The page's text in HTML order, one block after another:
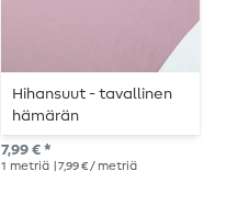
Hihansuut - tavallinen
hämärän
vaaleanpunainen
7,99 € *
1 metriä | 7,99 € / metriä